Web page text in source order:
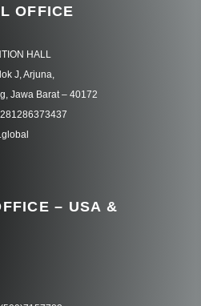
OFFICE
HALL
J, Arjuna,
Jawa Barat – 40172
– USA &